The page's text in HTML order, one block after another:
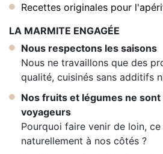
Recettes originales pour
LA MARMITE ENGAGÉE
Nous respectons les saisons
Nous ne travaillons que des
qualité, cuisinés sans additifs
Nos fruits et légumes ne sont
voyageurs
Pourquoi faire venir de loin,
naturellement à nos côtés ?